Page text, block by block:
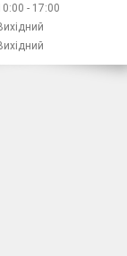
17:00